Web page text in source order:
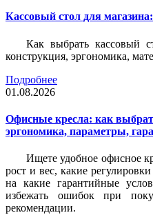
Кассовый стол для
Как выбрать кассовый
конструкция, эргономика,
Подробнее
01.08.2026
Офисные кресла: как
эргономика, параметры,
Ищете удобное офисное
рост и вес, какие
на какие гарантийные
избежать ошибок при
рекомендации.